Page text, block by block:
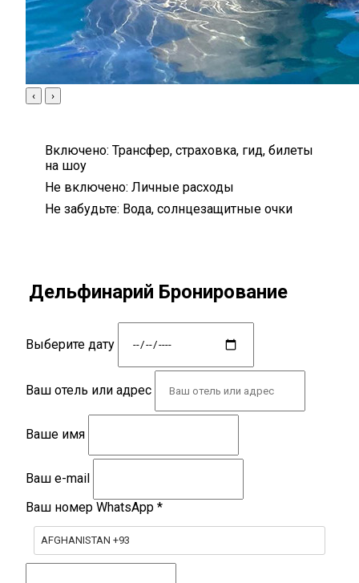
‹ ›
Включено: Трансфер, страховка, гид, билеты
на шоу
Не включено: Личные расходы
Не забудьте: Вода, солнцезащитные очки
Дельфинарий Бронирование
Выберите дату
Ваш отель или адрес
Ваше имя
Ваш e-mail
Ваш номер WhatsApp *
AFGHANISTAN +93